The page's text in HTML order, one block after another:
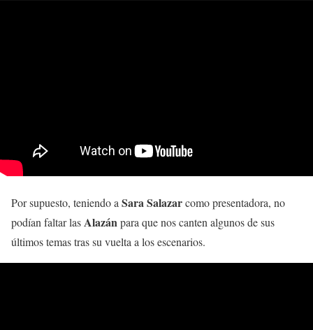
Por supuesto, teniendo a Sara Salazarcomo presentadora, no
podían faltar lasAlazánpara que nos canten algunos de sus
últimos temas tras su vuelta a los escenarios.